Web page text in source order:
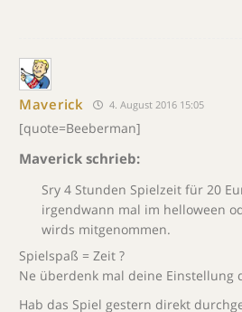
Maverick 4. August 2016 15:05
[quote=Beeberman]
Maverick schrieb:
Sry 4 Stunden Spielzeit für 20
irgendwann mal im helloween
wirds mitgenommen.
Spielspaß = Zeit ?
Ne überdenk mal deine
Hab das Spiel gestern direkt